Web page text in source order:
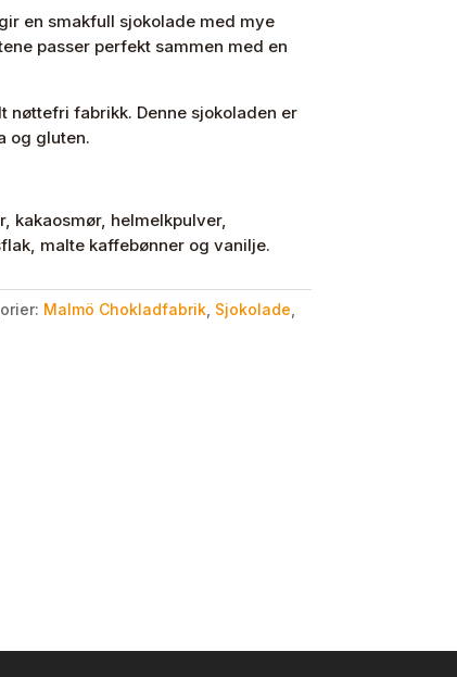
en smakfull sjokolade med mye
passer perfekt sammen med en
nøttefri fabrikk. Denne sjokoladen er
og gluten.
kakaosmør, helmelkpulver,
malte kaffebønner og vanilje.
Malmö Chokladfabrik, Sjokolade